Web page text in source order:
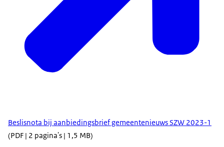
Beslisnota bij aanbiedingsbrief gemeentenieuws SZW 2023-1
(PDF | 2 pagina's | 1,5 MB)